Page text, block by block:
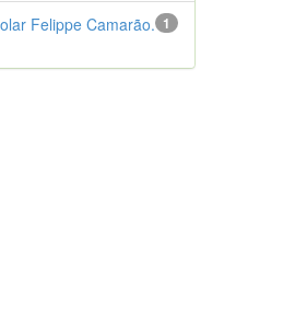
1
Felippe Camarão.